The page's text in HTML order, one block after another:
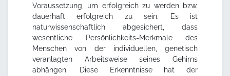
Voraussetzung, um erfolgreich zu werden bzw.
dauerhaft erfolgreich zu sein. Es ist
naturwissenschaftlich abgesichert, dass
wesentliche Persönlichkeits-Merkmale des
Menschen von der individuellen, genetisch
veranlagten Arbeitsweise seines Gehirns
abhängen. Diese Erkenntnisse hat der